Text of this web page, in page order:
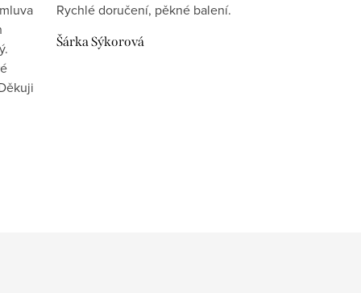
Rychlé doručení, pěkné balení.
Šárka Sýkorová